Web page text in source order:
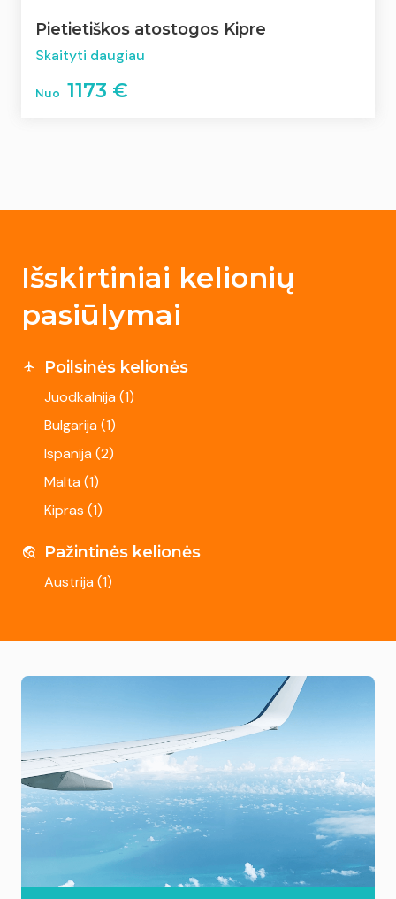
Pietietiškos atostogos Kipre
Skaityti daugiau
Nuo 1173 €
Išskirtiniai kelionių
pasiūlymai
Poilsinės kelionės
Juodkalnija (1)
Bulgarija (1)
Ispanija (2)
Malta (1)
Kipras (1)
Pažintinės kelionės
Austrija (1)